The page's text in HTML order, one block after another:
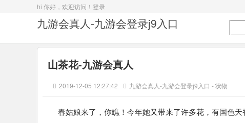
hi 你好，欢迎访问！ 登录
九游会真人-九游会登录j9入口
山茶花-九游会真人
2019-12-05 12:27:42 九游会真人-九游会登录j9入口 -状物
春姑娘来了，你瞧！今年她又带来了许多花，有国色